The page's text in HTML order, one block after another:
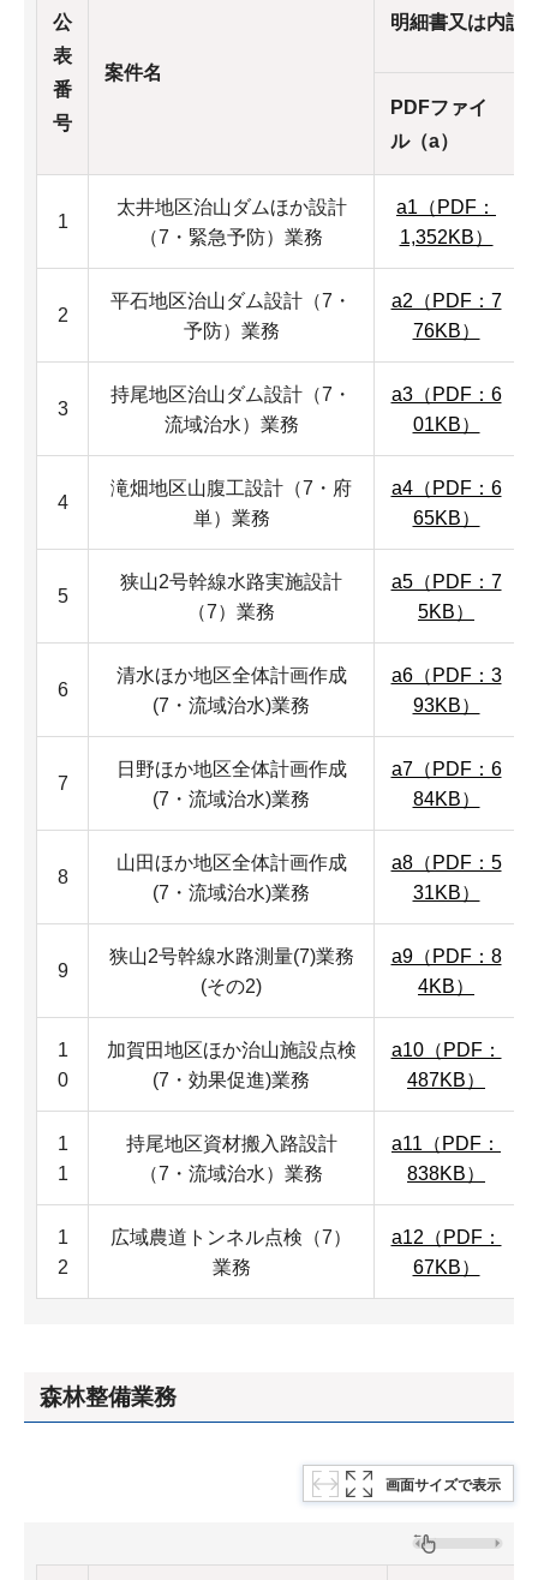
公
表
番
号
案件名
明細書又は内訳
PDFファイ
ル（a）
1
太井地区治山ダムほか設計
（7・緊急予防）業務
a1（PDF：
1,352KB）
2
平石地区治山ダム設計（7・
予防）業務
a2（PDF：7
76KB）
3
持尾地区治山ダム設計（7・
流域治水）業務
a3（PDF：6
01KB）
4
滝畑地区山腹工設計（7・府
単）業務
a4（PDF：6
65KB）
5
狭山2号幹線水路実施設計
（7）業務
a5（PDF：7
5KB）
6
清水ほか地区全体計画作成
(7・流域治水)業務
a6（PDF：3
93KB）
7
日野ほか地区全体計画作成
(7・流域治水)業務
a7（PDF：6
84KB）
8
山田ほか地区全体計画作成
(7・流域治水)業務
a8（PDF：5
31KB）
9
狭山2号幹線水路測量(7)業務
(その2)
a9（PDF：8
4KB）
1
0
加賀田地区ほか治山施設点検
(7・効果促進)業務
a10（PDF：
487KB）
1
1
持尾地区資材搬入路設計
（7・流域治水）業務
a11（PDF：
838KB）
1
2
広域農道トンネル点検（7）
業務
a12（PDF：
67KB）
森林整備業務
画面サイズで表示